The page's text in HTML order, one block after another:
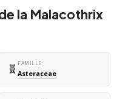
la Malacothrix
🧬 FAMILLE
Asteraceae